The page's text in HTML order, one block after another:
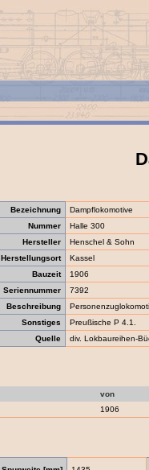
Bezeichnung
Dampflokomotive
Nummer
Halle 300
Hersteller
Henschel & Sohn
Herstellungsort
Kassel
Bauzeit
1906
Seriennummer
7392
Beschreibung
Sonstiges
Preußische P 4.1.
Quelle
div. Lokbaureihen-
von
1906